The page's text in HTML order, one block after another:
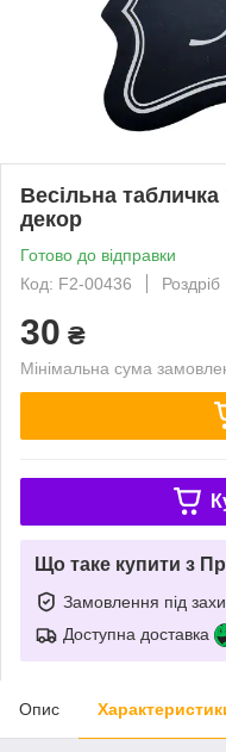
Весільна
декор
Готово до відправки
Код: F2-00436
Роздріб
30 ₴
Мінімальна сума
Що таке купити з
Замовлення під
Доступна доставка
Опис